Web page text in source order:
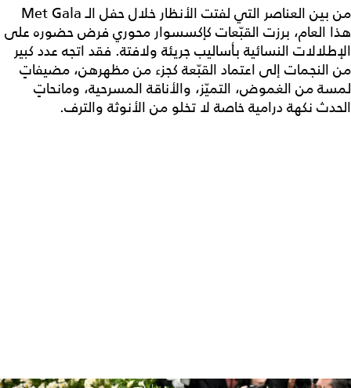
من بين العناصر التي لفتت الأنظار خلال حفل الـ Met Gala
هذا العام، برزت القبّعات كإكسسوار محوري فرض حضوره على
الإطلالات النسائية بأساليب جريئة ولافتة. فقد اتجه عدد كبير
من النجمات إلى اعتماد القبّعة كجزء من مظهرهن، مضيفاتٍ
لمسة من الغموض، التميّز، والأناقة المسرحية، ومانحاتٍ
الحدث نكهة درامية خاصة لا تخلو من الأنوثة والترف.